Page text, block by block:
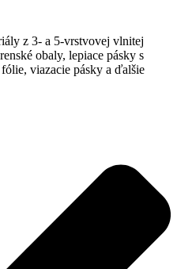
z 3- a 5-vrstvovej vlnitej
obaly, lepiace pásky s
viazacie pásky a ďalšie